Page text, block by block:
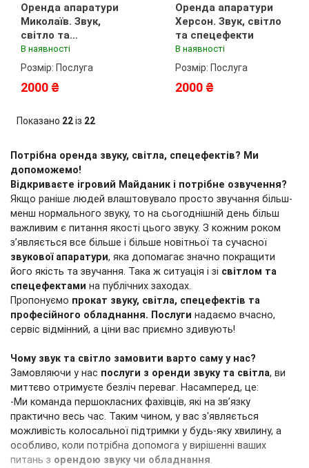
Оренда апаратури
Миколаїв. Звук,
світло та
спецефекти
В наявності
Розмір: Послуга
2000 ₴
Оренда апаратури
Херсон. Звук, світло
та спецефекти
В наявності
Розмір: Послуга
2000 ₴
Показано 22із 22
Потрібна оренда звуку, світла, спецефектів? Ми
допоможемо!
Відкриваєте ігровий Майданик і потрібне озвучення?
Якщо раніше людей влаштовувало просто звучання більш-
менш нормального звуку, то на сьогоднішній день більш
важливим є питання якості цього звуку. З кожним роком
з’являється все більше і більше новітньої та сучасної
звукової апаратури, яка допомагає значно покращити
його якість та звучання. Така ж ситуація і зі світлом та
спецефектами на публічних заходах.
Пропонуємо прокат звуку, світла, спецефектів та
професійного обладнання. Послуги надаємо вчасно,
сервіс відмінний, а ціни вас приємно здивують!
Чому звук та світло замовити варто саму у нас?
Замовляючи у нас послуги з оренди звуку та світла, ви
миттєво отримуєте безліч переваг. Насамперед, це:
-Ми команда першокласних фахівців, які на зв’язку
практично весь час. Таким чином, у вас з'являється
можливість колосальної підтримки у будь-яку хвилину, а
особливо, коли потрібна допомога у вирішенні ваших
питань з орендою звуку чи обладнання.